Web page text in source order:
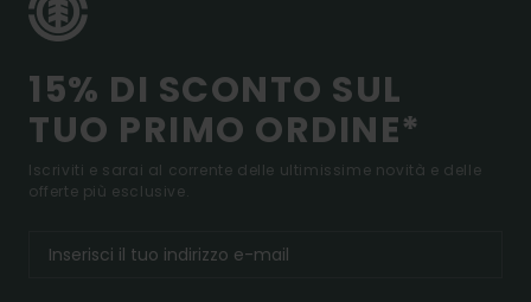
15% DI SCONTO SUL
TUO PRIMO ORDINE*
Iscriviti e sarai al corrente delle ultimissime novità e delle
offerte più esclusive.